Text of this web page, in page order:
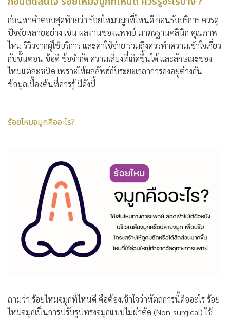
ก่อนหาคำตอบสุดท้ายว่า ร้อยไหมจมูกที่ไหนดี ก่อนรับบริการ ควรดู
ปัจจัยหลายอย่าง เช่น ผลงานของแพทย์ มาตรฐานคลินิก คุณภาพ
ไหม รีวิวจากผู้ใช้บริการ และค่าใช้จ่าย รวมถึงควรทำความเข้าใจเกี่ยว
กับขั้นตอน ข้อดี ข้อจำกัด ความเสี่ยงที่เกิดขึ้นได้ และลักษณะของ
ไหมแต่ละชนิด เพราะให้ผลลัพธ์กับระยะเวลาการคงอยู่ต่างกัน
ข้อมูลเบื้องต้นที่ควรรู้ มีดังนี้
ร้อยไหมจมูกคืออะไร?
ถามว่า ร้อยไหมจมูกที่ไหนดี คือต้องเข้าใจว่าหัตถการนี้คืออะไร ร้อย
ไหมจมูกเป็นการปรับรูปทรงจมูกแบบไม่ผ่าตัด (Non-surgical) ใช้